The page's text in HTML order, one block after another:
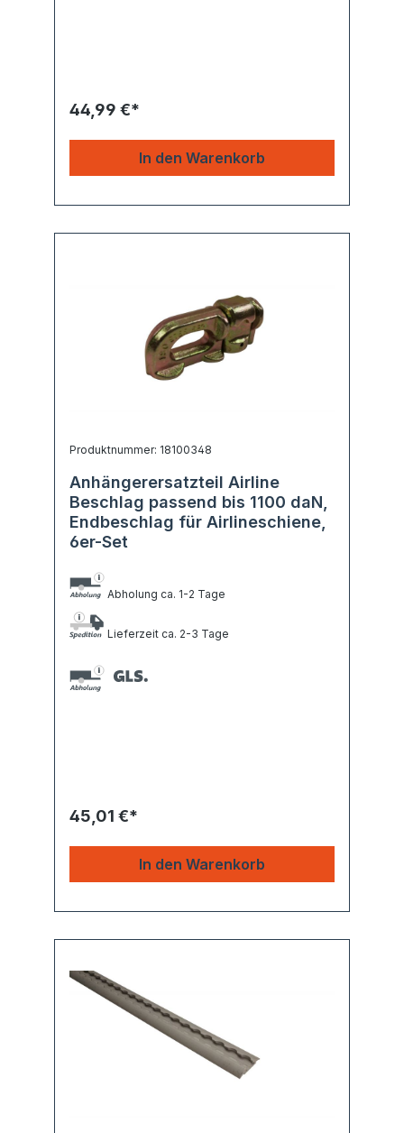
44,99 €*
In den Warenkorb
Produktnummer: 18100348
Anhängerersatzteil Airline
Beschlag passend bis 1100 daN,
Endbeschlag für Airlineschiene,
6er-Set
Abholung ca. 1-2 Tage
Lieferzeit ca. 2-3 Tage
45,01 €*
In den Warenkorb